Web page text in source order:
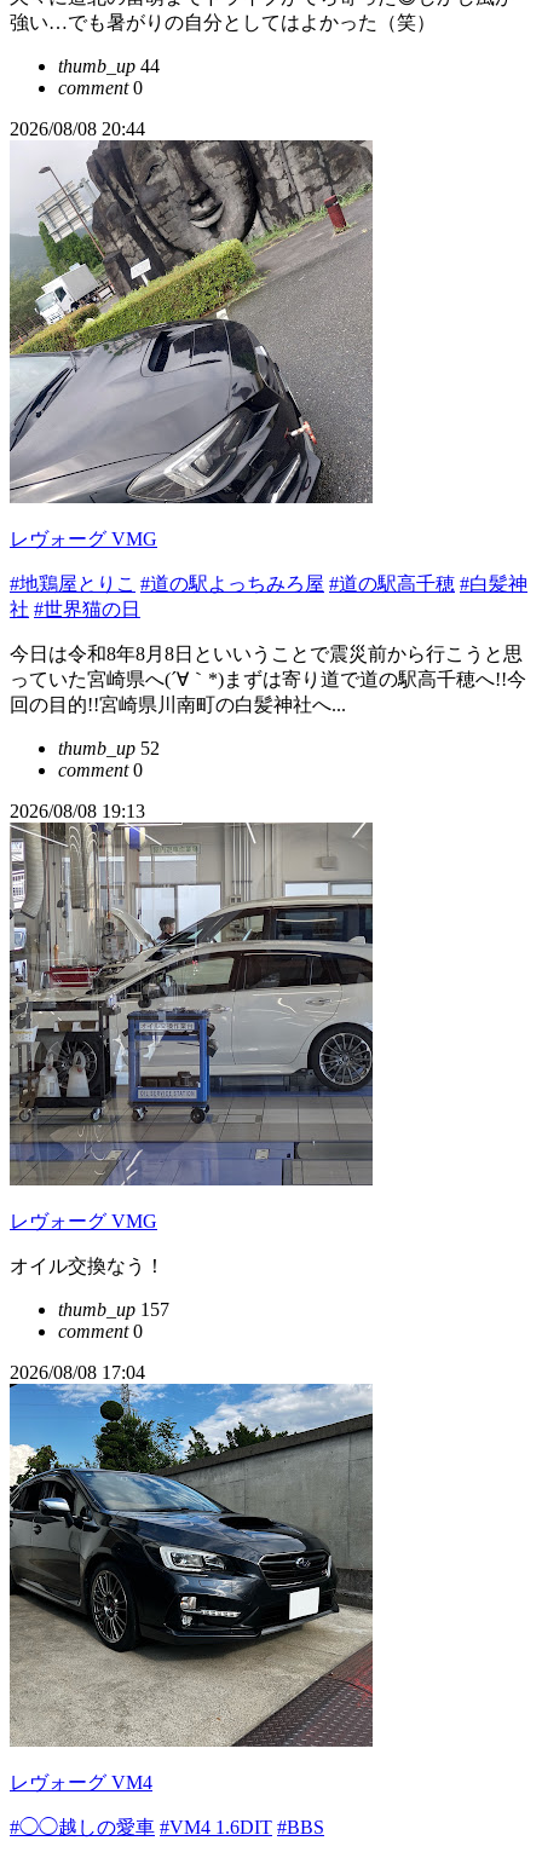
強い…でも暑がりの自分としてはよかった（笑）
thumb_up 44
comment0
2026/08/08 20:44
レヴォーグ VMG
#地鶏屋とりこ #道の駅よっちみろ屋 #道の駅高千穂 #白髪神
社 #世界猫の日
今日は令和8年8月8日といいうことで震災前から行こうと思
っていた宮崎県へ(´∀｀*)まずは寄り道で道の駅高千穂へ!!今
回の目的!!宮崎県川南町の白髪神社へ...
thumb_up 52
comment0
2026/08/08 19:13
レヴォーグ VMG
オイル交換なう！
thumb_up 157
comment0
2026/08/08 17:04
レヴォーグ VM4
#◯◯越しの愛車 #VM4 1.6DIT #BBS